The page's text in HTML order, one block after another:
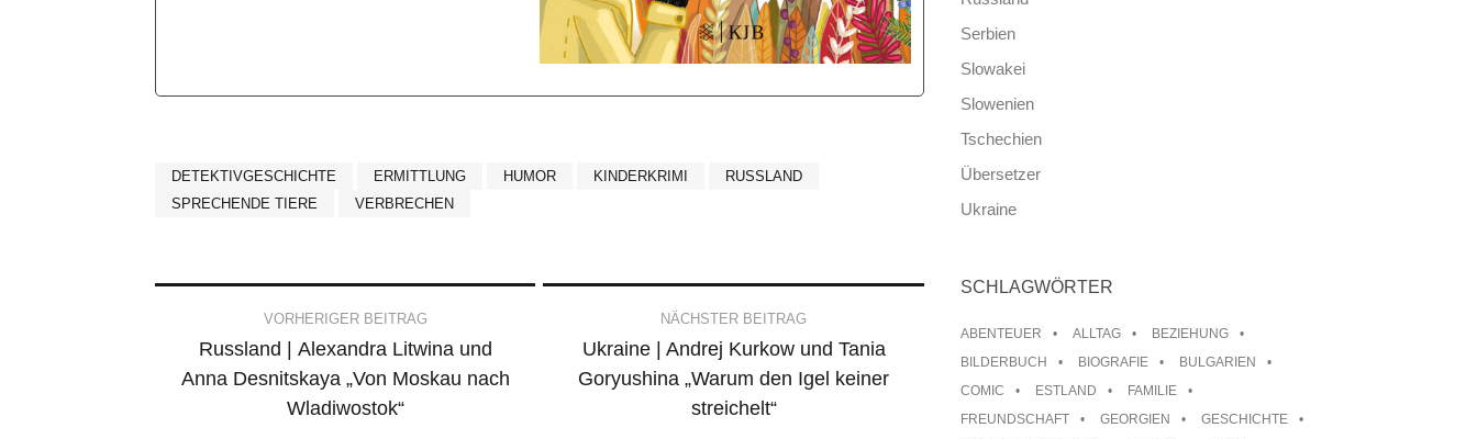
DETEKTIVGESCHICHTE ERMITTLUNG HUMOR KINDERKRIMI
RUSSLAND
SPRECHENDE TIERE
VERBRECHEN
navigation
VORHERIGER BEITRAG
Russland | Alexandra Litwina und
Anna Desnitskaya „Von Moskau nach
Wladiwostok“
NÄCHSTER BEITRAG
Ukraine | Andrej Kurkow und Tania
Goryushina „Warum den Igel keiner
streichelt“
Serbien
Slowakei
Slowenien
Tschechien
Übersetzer
Ukraine
SCHLAGWÖRTER
ABENTEUER ALLTAG
BEZIEHUNG
BILDERBUCH
BIOGRAFIE
BULGARIEN
COMIC
ESTLAND
FAMILIE
FREUNDSCHAFT
GEORGIEN
GESCHICHTE